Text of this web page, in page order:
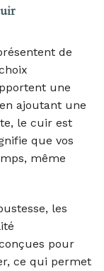
de
une
ajoutant une
le cuir est
que vos
même
les
pour
ce qui permet